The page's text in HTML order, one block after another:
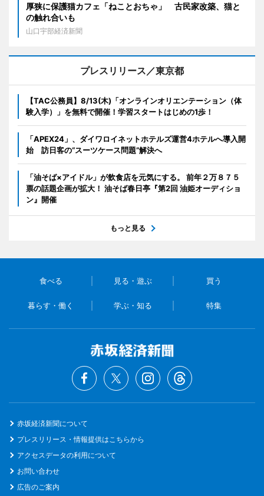
厚狭に保護猫カフェ「ねことおちゃ」 古民家改築、猫と
の触れ合いも
山口宇部経済新聞
プレスリリース／東京都
【TAC公務員】8/13(木)「オンラインオリエンテーション（体
験入学）」を無料で開催！学習スタートはじめの1歩！
「APEX24」、ダイワロイネットホテルズ運営4ホテルへ導入開
始 訪日客の“スーツケース問題”解決へ
「油そば×アイドル」が飲食店を元気にする。 前年２万８７５
票の話題企画が拡大！ 油そば春日亭『第2回 油姫オーディショ
ン』開催
もっと見る
食べる 見る・遊ぶ 買う
暮らす・働く 学ぶ・知る 特集
赤坂経済新聞について
プレスリリース・情報提供はこちらから
アクセスデータの利用について
お問い合わせ
広告のご案内